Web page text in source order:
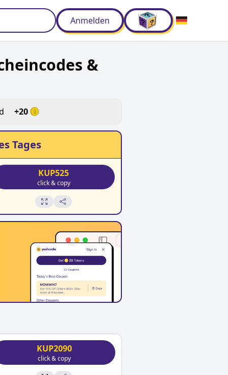
Anmelden
&
+20
Tages
KUP525
click & copy
KUP2090
click & copy